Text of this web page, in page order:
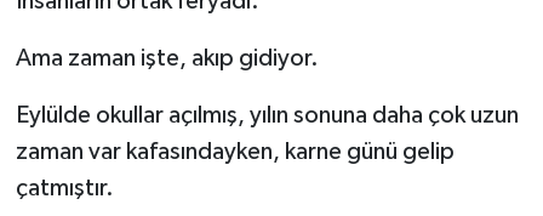
Ama zaman işte, akıp gidiyor.
Eylülde okullar açılmış, yılın sonuna daha çok uzun
zaman var kafasındayken, karne günü gelip
çatmıştır.
Oğuzlar
Ortaköy
Osmancık